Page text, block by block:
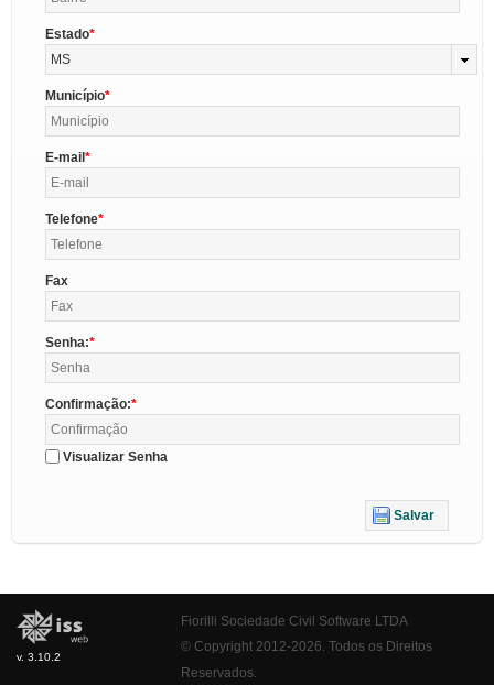
Estado
MS
Município
E-mail
Telefone
Fax
Senha:
Confirmação:
Visualizar Senha
Salvar
v. 3.10.2
Fiorilli Sociedade Civil Software LTDA
© Copyright 2012-2026. Todos os Direitos
Reservados.